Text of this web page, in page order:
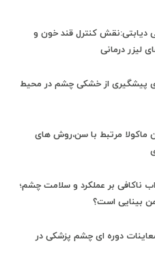
دیابتی:نقش کنترل قند خون و
لیزر درمانی
پیشگیری از خشکی چشم در محیط
ماکولا مرتبط با سن،روش های
ناکافی بر عملکرد و سلامت چشم؛
بینایی است؟
دوره ای چشم پزشکی در